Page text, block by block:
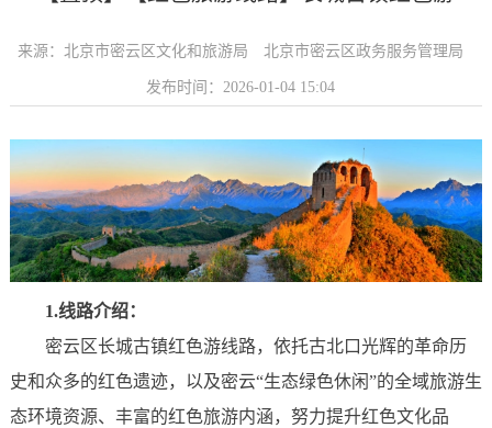
来源：北京市密云区文化和旅游局 北京市密云区政务服务管理局
发布时间：2026-01-04 15:04
1.线路介绍：
密云区长城古镇红色游线路，依托古北口光辉的革命历
史和众多的红色遗迹，以及密云“生态绿色休闲”的全域旅游生
态环境资源、丰富的红色旅游内涵，努力提升红色文化品